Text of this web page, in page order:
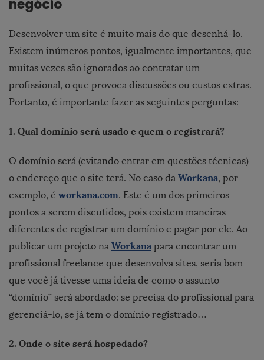
negócio
Desenvolver um site é muito mais do que desenhá-lo.
Existem inúmeros pontos, igualmente importantes, que
muitas vezes são ignorados ao contratar um
profissional, o que provoca discussões ou custos extras.
Portanto, é importante fazer as seguintes perguntas:
1. Qual domínio será usado e quem o registrará?
O domínio será (evitando entrar em questões técnicas)
o endereço que o site terá. No caso da Workana, por
exemplo, é workana.com. Este é um dos primeiros
pontos a serem discutidos, pois existem maneiras
diferentes de registrar um domínio e pagar por ele. Ao
publicar um projeto na Workana para encontrar um
profissional freelance que desenvolva sites, seria bom
que você já tivesse uma ideia de como o assunto
“domínio” será abordado: se precisa do profissional para
gerenciá-lo, se já tem o domínio registrado…
2. Onde o site será hospedado?